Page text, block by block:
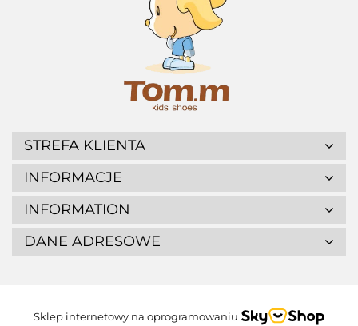
STREFA KLIENTA
INFORMACJE
INFORMATION
DANE ADRESOWE
Sklep internetowy na oprogramowaniu